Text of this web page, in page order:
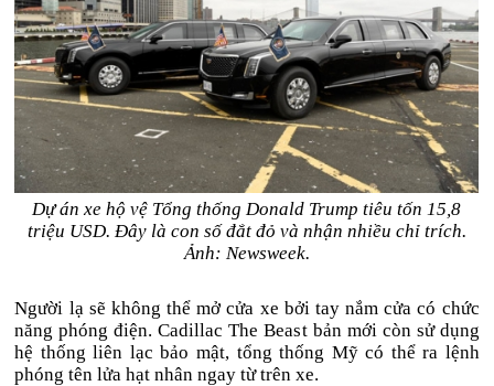
Dự án xe hộ vệ Tổng thống Donald Trump tiêu tốn 15,8
triệu USD. Đây là con số đắt đỏ và nhận nhiều chỉ trích.
Ảnh: Newsweek.
Người lạ sẽ không thể mở cửa xe bởi tay nắm cửa có chức
năng phóng điện. Cadillac The Beast bản mới còn sử dụng
hệ thống liên lạc bảo mật, tổng thống Mỹ có thể ra lệnh
phóng tên lửa hạt nhân ngay từ trên xe.